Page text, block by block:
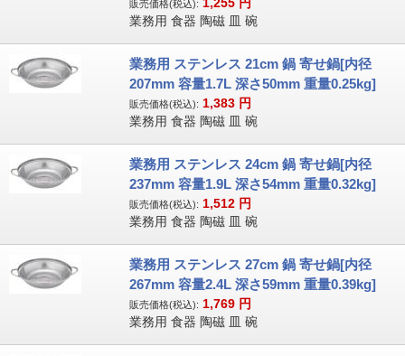
販売価格(税込): 1,255 円
業務用 食器 陶磁 皿 碗
業務用 ステンレス 21cm 鍋 寄せ鍋[内径
207mm 容量1.7L 深さ50mm 重量0.25kg]
販売価格(税込): 1,383 円
業務用 食器 陶磁 皿 碗
業務用 ステンレス 24cm 鍋 寄せ鍋[内径
237mm 容量1.9L 深さ54mm 重量0.32kg]
販売価格(税込): 1,512 円
業務用 食器 陶磁 皿 碗
業務用 ステンレス 27cm 鍋 寄せ鍋[内径
267mm 容量2.4L 深さ59mm 重量0.39kg]
販売価格(税込): 1,769 円
業務用 食器 陶磁 皿 碗